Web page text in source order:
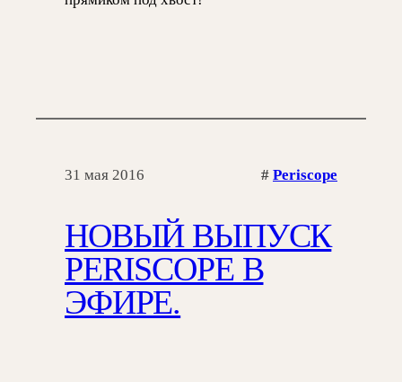
31 мая 2016 # Periscope
НОВЫЙ ВЫПУСК
PERISCOPE В
ЭФИРЕ.